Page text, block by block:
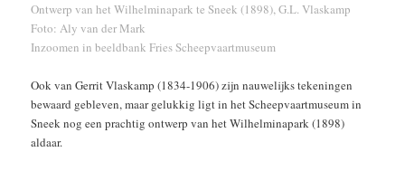
Ontwerp van het Wilhelminapark te Sneek (1898), G.L. Vlaskamp
Foto: Aly van der Mark
Inzoomen inbeeldbank Fries Scheepvaartmuseum
Ook van Gerrit Vlaskamp (1834-1906) zijn nauwelijks tekeningen
bewaard gebleven, maar gelukkig ligt in het Scheepvaartmuseum in
Sneek nog een prachtig ontwerp van het Wilhelminapark (1898)
aldaar.